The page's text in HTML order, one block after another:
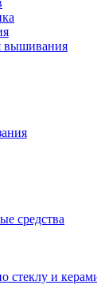
вышивания
средства
стеклу и